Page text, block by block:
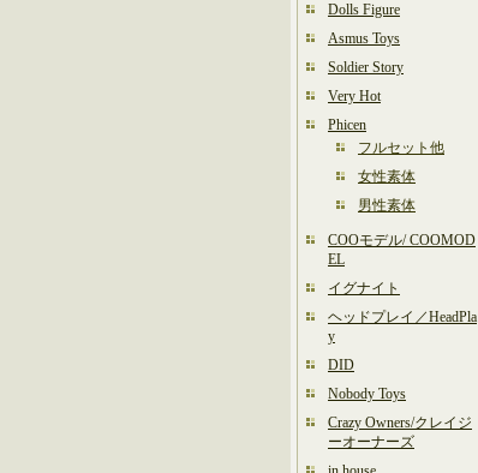
Dolls Figure
Asmus Toys
Soldier Story
Very Hot
Phicen
フルセット他
女性素体
男性素体
COOモデル/ COOMOD
EL
イグナイト
ヘッドプレイ／HeadPla
y
DID
Nobody Toys
Crazy Owners/クレイジ
ーオーナーズ